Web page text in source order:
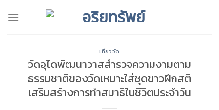
เที่ยววัด
วัดอุไดพัฒนาวาสสำรวจความงามตาม
ธรรมชาติของวัดเหมาะใส่ชุดขาวฝึกสติ
เสริมสร้างการทำสมาธิในชีวิตประจำวัน